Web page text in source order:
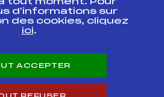
professionnel
tout moment. Pour
d'informations sur
des cookies, cliquez
ici.
ACCEPTER